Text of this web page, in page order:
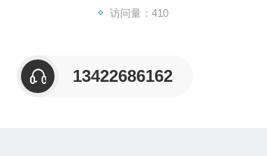
访问量：410
13422686162